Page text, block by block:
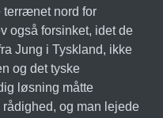
terrænet nord for
også forsinket, idet de
Jung i Tyskland, ikke
og det tyske
løsning måtte
og man lejede